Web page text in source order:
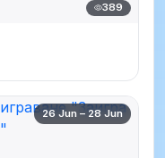
389
26 Jun – 28 Jun